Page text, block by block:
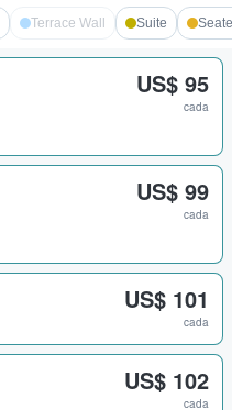
Terrace Wall Suite
US$ 95
cada
US$ 99
cada
US$ 101
cada
US$ 102
cada